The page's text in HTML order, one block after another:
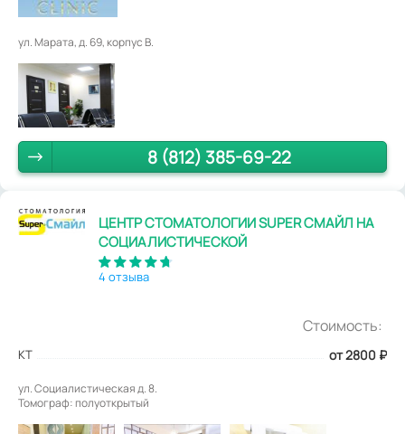
ул. Марата, д. 69, корпус В.
8 (812) 385-69-22
ЦЕНТР СТОМАТОЛОГИИ SUPER СМАЙЛ НА
СОЦИАЛИСТИЧЕСКОЙ
4 отзыва
Стоимость:
КТ от 2800 ₽
ул. Социалистическая д. 8.
Томограф: полуоткрытый